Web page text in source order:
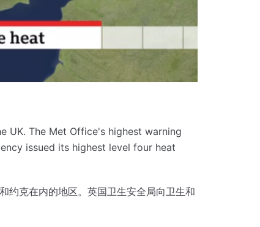
UK. The Met Office's highest warning
issued its highest level four heat
约克在内的地区。 英国卫生安全局向卫生和